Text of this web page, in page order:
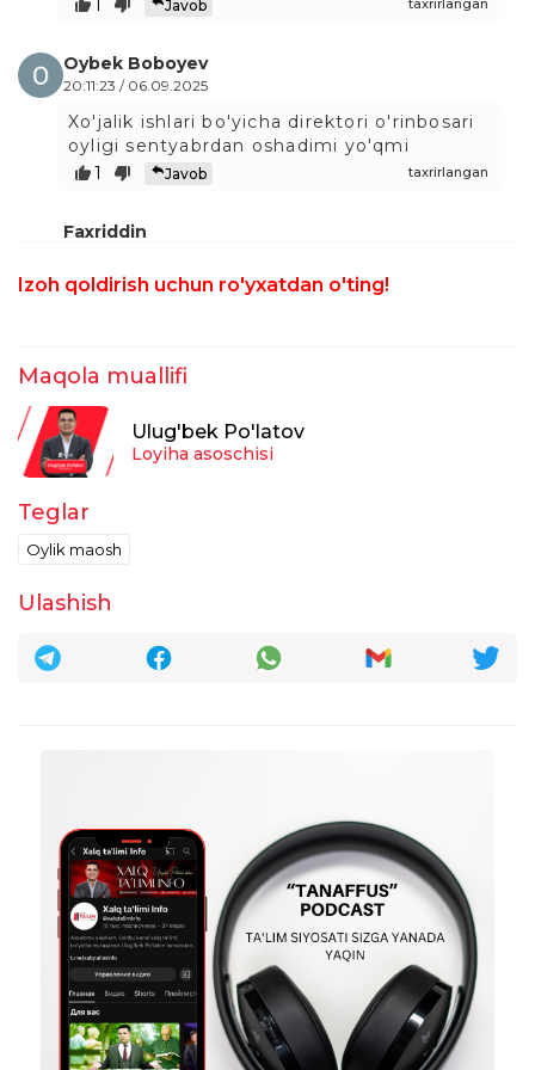
taxrirlangan
Javob
Oybek Boboyev
20:11:23 / 06.09.2025
Xo'jalik ishlari bo'yicha direktori o'rinbosari
oyligi sentyabrdan oshadimi yo'qmi
taxrirlangan
1 Javob
Faxriddin
Men o'zim ishlab ketgan 6 ta maktabni
Lekin bekor vaqting yoniga borsang seni
zeriktimaydi. Albatta, bu juda achinarli
holat. Ularga maoshning oshishi shunchaki
bayram, aslo fidoyilik uchun motivatsiya
emas. Men faqat o'z ko'rganimni aytdim,
boshqa hech kimga tegishli emas!
20:46:08 / 20.08.2025
мактабга психолог инспектор булса
яхши,психологларни ищини зам директор
21:30:21 / 20.08.2025
Zamira Soliyeva :
Siz ham psixolog boʻlganizda boshqacha
fikr aytgan bo'lardingiz.
taxrirlangan
Javob
Elmira Umirbekova
21:48:12 / 17.09.2025
Zamira Soliyeva :
Izoh qoldirish uchun ro'yxatdan o'ting!
Maqola muallifi
Ulug'bek Po'latov
Loyiha asoschisi
Teglar
Oylik maosh
Ulashish